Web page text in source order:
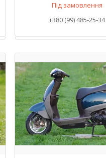
Під замовлення
+380 (99) 485-25-34